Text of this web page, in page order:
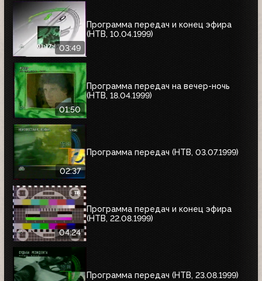
03:49
Программа передач и конец эфира
(НТВ, 10.04.1999)
01:50
Программа передач на вечер-ночь
(НТВ, 18.04.1999)
02:37
Программа передач (НТВ, 03.07.1999)
04:24
Программа передач и конец эфира
(НТВ, 22.08.1999)
Программа передач (НТВ, 23.08.1999)